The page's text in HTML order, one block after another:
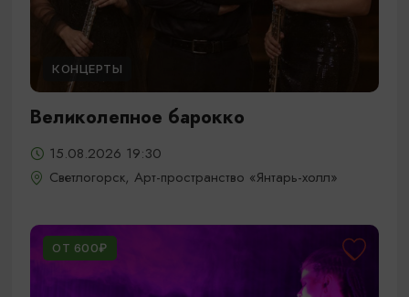
КОНЦЕРТЫ
Великолепное барокко
15.08.2026 19:30
Светлогорск, Арт-пространство «Янтарь-холл»
ОТ 600₽